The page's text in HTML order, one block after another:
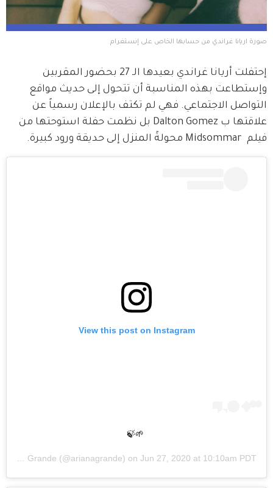
صورة اريانا غراندي من حسابها الخاص على إنستغرام
إحتفلت أريانا غراندي بعيدها الـ 27 بحضور المقربين
وإستطاعت بهذه المناسبة أن تتحول إلى حديث مواقع
التواصل الاجتماعي. فهي لم تكتف بالإعلان رسمياً عن
علاقتها ب Dalton Gomez بل نظمت حفلة استوحتها من
فيلم  Midsommar محولةً المنزل إلى حديقة ورود كبيرة.
View this post on Instagram
🌱🍃
Ariana Grande (@arianagrande) on Jun 27, 2020 at 10:10am PDT